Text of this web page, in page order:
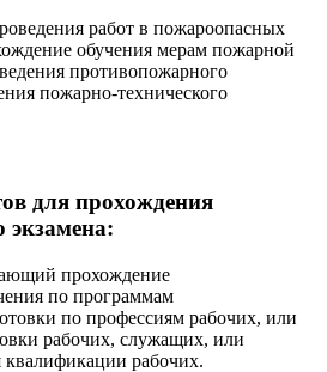
работ в пожароопасных
обучения мерам пожарной
противопожарного
пожарно-технического
для прохождения
экзамена:
прохождение
по программам
по профессиям рабочих, или
рабочих, служащих, или
рабочих.